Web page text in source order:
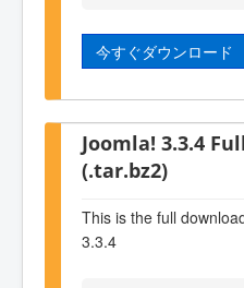
今すぐダウンロード
Joomla! 3.3.4
(.tar.bz2)
This is the full
3.3.4